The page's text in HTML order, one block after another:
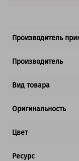
Производитель
Производитель
Вид товара
Оригинальность
Цвет
Ресурс